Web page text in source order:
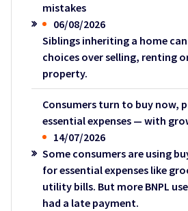
mistakes
06/08/2026
Siblings inheriting a home
choices over selling, renting
property.
Consumers turn to buy now,
essential expenses — with
14/07/2026
Some consumers are using
for essential expenses like
utility bills. But more BNPL
had a late payment.